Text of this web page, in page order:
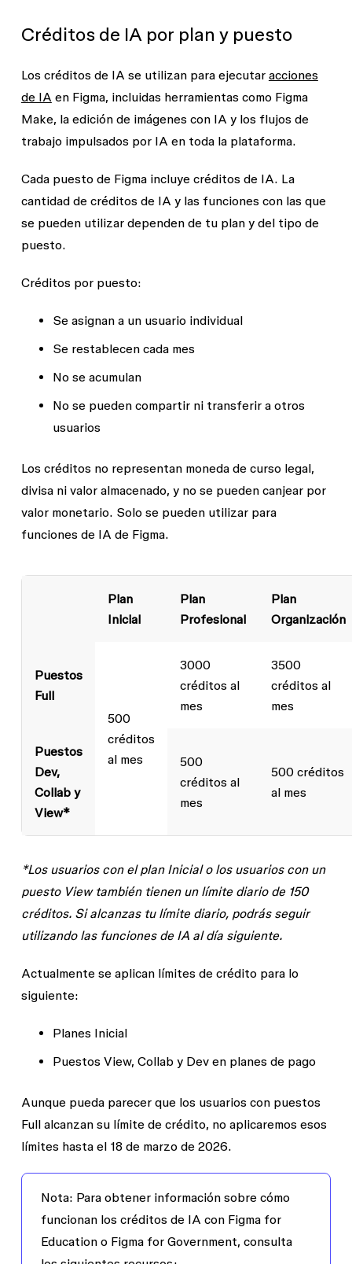
Créditos de IA por plan y puesto
Los créditos de IA se utilizan para ejecutar acciones
de IA en Figma, incluidas herramientas como Figma
Make, la edición de imágenes con IA y los flujos de
trabajo impulsados por IA en toda la plataforma.
Cada puesto de Figma incluye créditos de IA. La
cantidad de créditos de IA y las funciones con las que
se pueden utilizar dependen de tu plan y del tipo de
puesto.
Créditos por puesto:
Se asignan a un usuario individual
Se restablecen cada mes
No se acumulan
No se pueden compartir ni transferir a otros
usuarios
Los créditos no representan moneda de curso legal,
divisa ni valor almacenado, y no se pueden canjear por
valor monetario. Solo se pueden utilizar para
funciones de IA de Figma.
Plan
Inicial
Plan
Profesional
Plan
Organización
Puestos
Full
500
créditos
al mes
3000
créditos al
mes
3500
créditos al
mes
Puestos
Dev,
Collab y
View*
500
créditos al
mes
500 créditos
al mes
*Los usuarios con el plan Inicial o los usuarios con un
puesto View también tienen un límite diario de 150
créditos. Si alcanzas tu límite diario, podrás seguir
utilizando las funciones de IA al día siguiente.
Actualmente se aplican límites de crédito para lo
siguiente:
Planes Inicial
Puestos View, Collab y Dev en planes de pago
Aunque pueda parecer que los usuarios con puestos
Full alcanzan su límite de crédito, no aplicaremos esos
límites hasta el 18 de marzo de 2026.
Nota: Para obtener información sobre cómo
funcionan los créditos de IA con Figma for
Education o Figma for Government, consulta